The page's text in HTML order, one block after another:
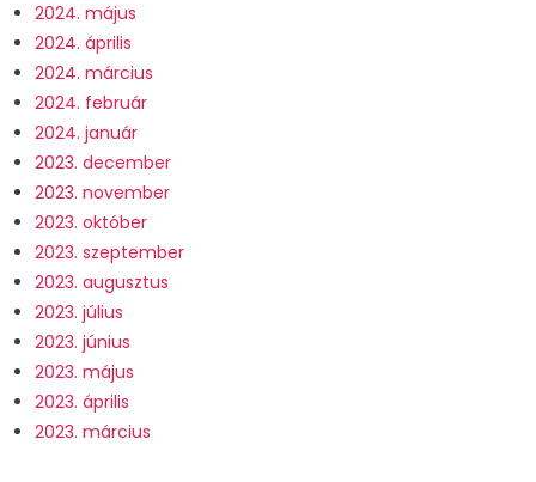
2024. május
2024. április
2024. március
2024. február
2024. január
2023. december
2023. november
2023. október
2023. szeptember
2023. augusztus
2023. július
2023. június
2023. május
2023. április
2023. március